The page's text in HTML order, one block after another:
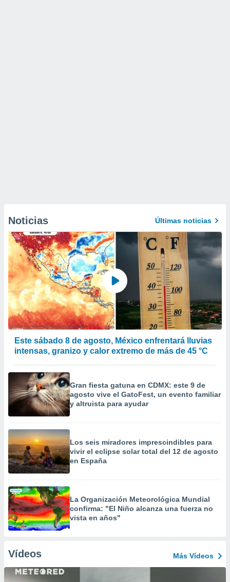
Noticias Últimas noticias
Este sábado 8 de agosto, México enfrentará lluvias
intensas, granizo y calor extremo de más de 45 °C
Gran fiesta gatuna en CDMX: este 9 de
agosto vive el GatoFest, un evento familiar
y altruista para ayudar
Los seis miradores imprescindibles para
vivir el eclipse solar total del 12 de agosto
en España
La Organización Meteorológica Mundial
confirma: "El Niño alcanza una fuerza no
vista en años"
Vídeos Más Vídeos